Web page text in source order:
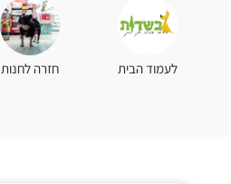
לעמוד הבית חזרה לחנות